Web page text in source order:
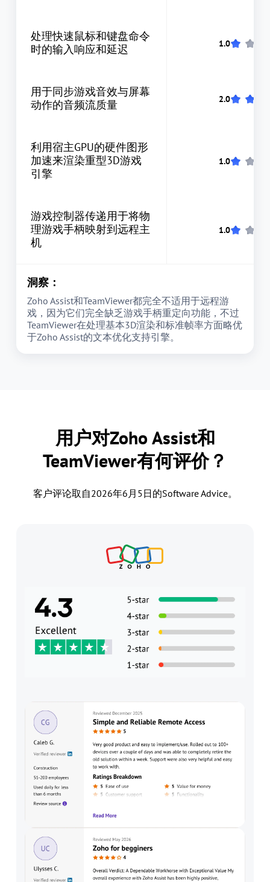
处理快速鼠标和键盘命令
时的输入响应和延迟
用于同步游戏音效与屏幕
动作的音频流质量
利用宿主GPU的硬件图形
加速来渲染重型3D游戏
引擎
游戏控制器传递用于将物
理游戏手柄映射到远程主
机
洞察：
Zoho Assist和TeamViewer都完全不适用于远程游
戏，因为它们完全缺乏游戏手柄重定向功能，不过
TeamViewer在处理基本3D渲染和标准帧率方面略优
于Zoho Assist的文本优化支持引擎。
用户对Zoho Assist和
TeamViewer有何评价？
客户评论取自2026年6月5日的Software Advice。